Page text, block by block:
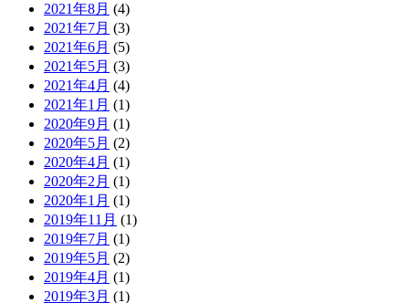
2021年8月 (4)
2021年7月 (3)
2021年6月 (5)
2021年5月 (3)
2021年4月 (4)
2021年1月 (1)
2020年9月 (1)
2020年5月 (2)
2020年4月 (1)
2020年2月 (1)
2020年1月 (1)
2019年11月 (1)
2019年7月 (1)
2019年5月 (2)
2019年4月 (1)
2019年3月 (1)